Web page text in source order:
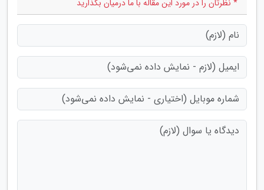
* نظرتان را در مورد این مقاله با ما درمیان بگذارید